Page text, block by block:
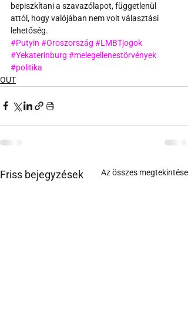
bepiszkítani a szavazólapot, függetlenül
attól, hogy valójában nem volt választási
lehetőség.
#Putyin #Oroszország #LMBTjogok
#Yekaterinburg #melegellenestörvények
#politika
OUT
Friss bejegyzések Az összes megtekintése